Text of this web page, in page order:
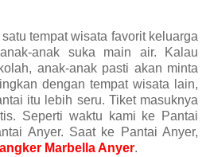
tempat wisata favorit keluarga
anak suka main air. Kalau
anak-anak pasti akan minta
dengan tempat wisata lain,
itu lebih seru. Tiket masuknya
Seperti waktu kami ke Pantai
Anyer. Saat ke Pantai Anyer,
Marbella Anyer.